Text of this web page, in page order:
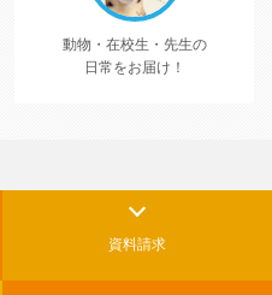
動物・在校生・先生の
日常をお届け！
資料請求